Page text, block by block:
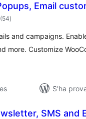
Email
(54puntuacions
totals
)
and campaigns.
more. Customize
S'ha
SMS and